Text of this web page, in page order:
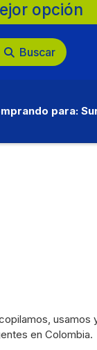
🛒
Buscar
para:
usamos
en Colombia.